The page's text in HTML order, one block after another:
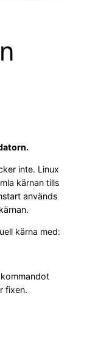
inte. Linux
kärnan tills
används
kärna med:
fixen.